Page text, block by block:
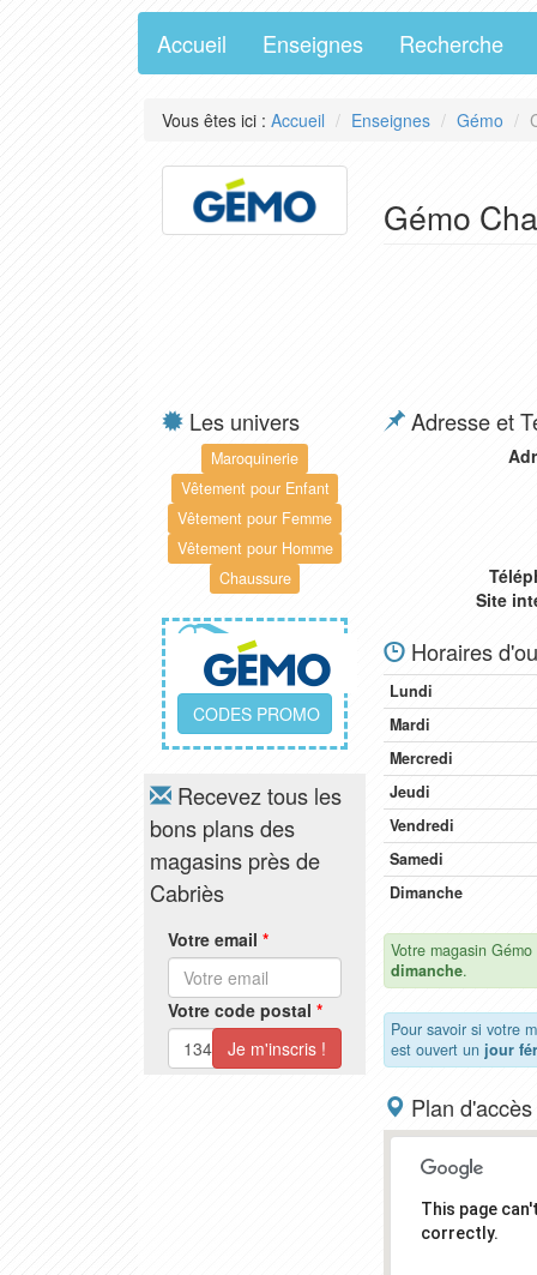
Accueil Enseignes Recherche
Vous êtes ici : Accueil Enseignes Gémo
Gémo
Les univers
Maroquinerie
Vêtement pour Enfant
Vêtement pour Femme
Vêtement pour Homme
Chaussure
CODES PROMO
Recevez tous les
bons plans des
magasins près de
Cabriès
Votre email *
Votre code postal *
Adresse et
Site
Horaires
Lundi
Mardi
Mercredi
Jeudi
Vendredi
Samedi
Dimanche
Votre magasin
dimanche.
Pour savoir si votre
est ouvert un jour
Plan d'accès
This page
correctly.